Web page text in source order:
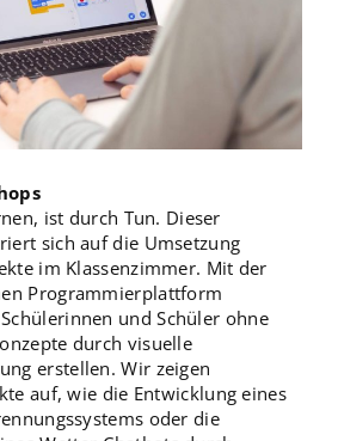
ist durch Tun. Dieser
sich auf die Umsetzung
im Klassenzimmer. Mit der
Programmierplattform
und Schüler ohne
durch visuelle
erstellen. Wir zeigen
auf, wie die Entwicklung eines
oder die